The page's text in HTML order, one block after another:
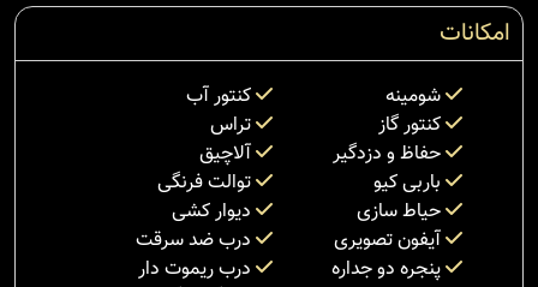
امکانات
شومینه
کنتور آب
کنتور گاز
تراس
حفاظ و دزدگیر
آلاچیق
باربی کیو
توالت فرنگی
حیاط سازی
دیوار کشی
آیفون تصویری
درب ضد سرقت
پنجره دو جداره
درب ریموت دار